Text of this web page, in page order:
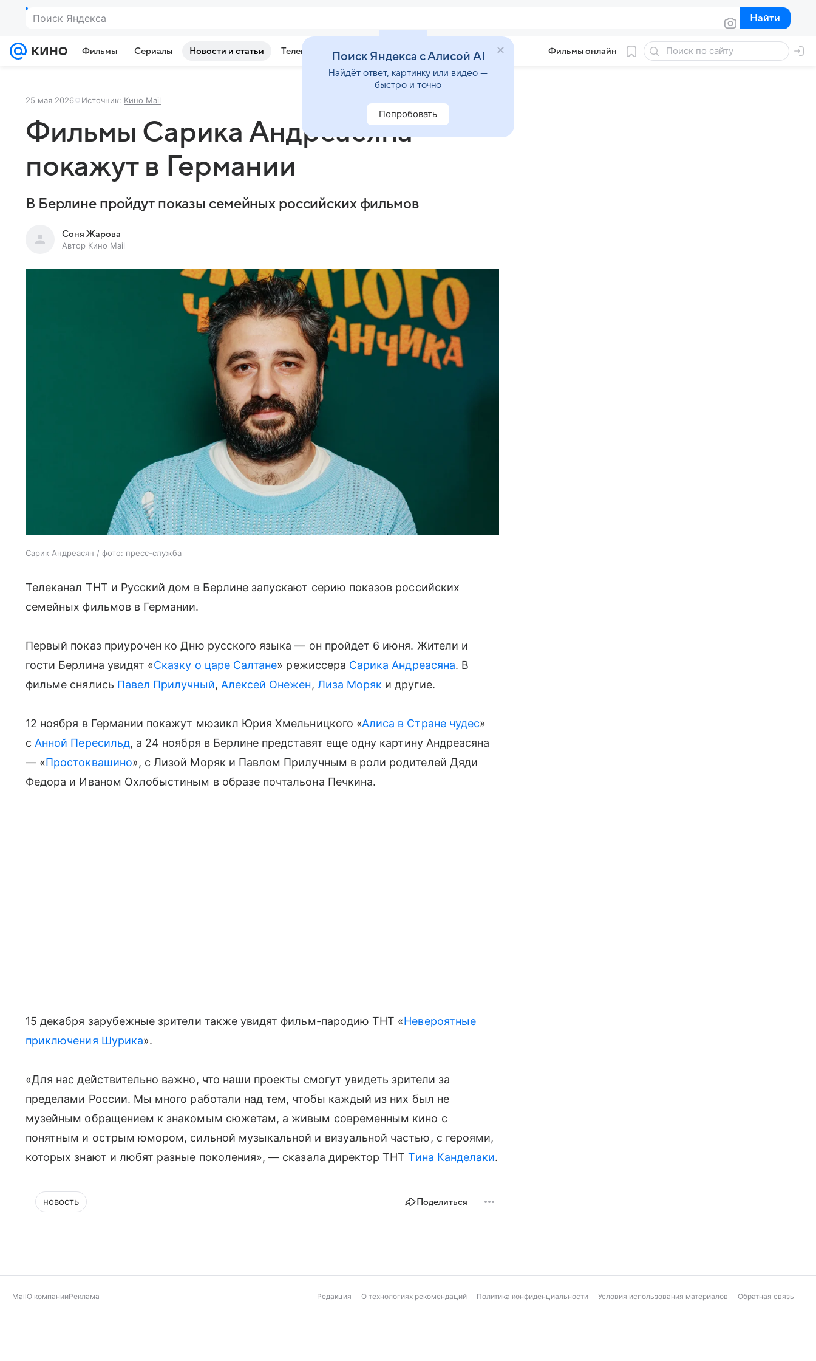
Поиск Яндекса Найти
Найти
Фильмы Сериалы Новости и статьи Телепрограмма Звезды Фильмы онлайн
25 мая 2026 Источник: Кино Mail
Фильмы Сарика Андреасяна
покажут в Германии
В Берлине пройдут показы семейных российских фильмов
Соня Жарова
Автор Кино Mail
Сарик Андреасян / фото: пресс-служба
Телеканал ТНТ и Русский дом в Берлине запускают серию показов российских
семейных фильмов в Германии.
Первый показ приурочен ко Дню русского языка — он пройдет 6 июня. Жители и
гости Берлина увидят «Сказку о царе Салтане» режиссера Сарика Андреасяна. В
фильме снялись Павел Прилучный, Алексей Онежен, Лиза Моряк и другие.
12 ноября в Германии покажут мюзикл Юрия Хмельницкого «Алиса в Стране чудес»
с Анной Пересильд, а 24 ноября в Берлине представят еще одну картину Андреасяна
— «Простоквашино», с Лизой Моряк и Павлом Прилучным в роли родителей Дяди
Федора и Иваном Охлобыстиным в образе почтальона Печкина.
15 декабря зарубежные зрители также увидят фильм-пародию ТНТ «Невероятные
приключения Шурика».
«Для нас действительно важно, что наши проекты смогут увидеть зрители за
пределами России. Мы много работали над тем, чтобы каждый из них был не
музейным обращением к знакомым сюжетам, а живым современным кино с
понятным и острым юмором, сильной музыкальной и визуальной частью, с героями,
которых знают и любят разные поколения», — сказала директор ТНТТина Канделаки.
новость Поделиться
MailО компанииРеклама Редакция О технологиях рекомендаций Политика конфиденциальности Условия использования материалов Обратная связь
Поиск Яндекса с Алисой AI
Найдёт ответ, картинку или видео —
быстро и точно
Попробовать